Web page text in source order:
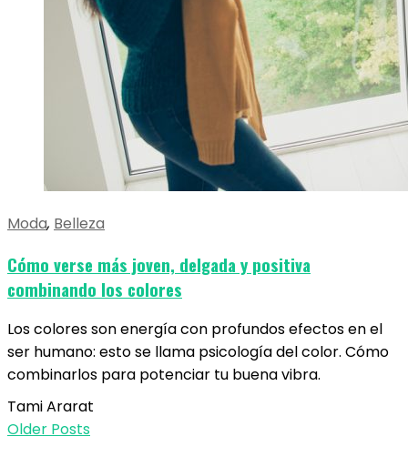
Moda, Belleza
Cómo verse más joven, delgada y positiva
combinando los colores
Los colores son energía con profundos efectos en el
ser humano: esto se llama psicología del color. Cómo
combinarlos para potenciar tu buena vibra.
Tami Ararat
Older Posts